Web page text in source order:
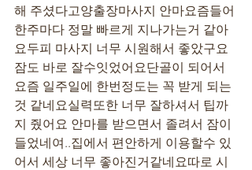
해 주셨다고양출장마사지 안마요즘들어
한주마다 정말 빠르게 지나가는거 같아
요두피 마사지 너무 시원해서 좋았구요
잠도 바로 잘수잇었어요단골이 되어서
요즘 일주일에 한번정도는 꼭 받게 되는
것 같네요실력또한 너무 잘하셔서 팁까
지 줬어요 안마를 받으면서 졸려서 잠이
들었네여..집에서 편안하게 이용할수 있
어서 세상 너무 좋아진거같네요따로 시